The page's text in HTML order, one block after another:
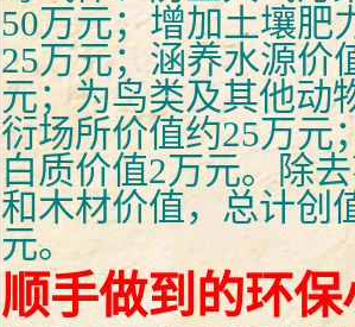
50万元；增加土壤肥
25万元；涵养水源价
元；为鸟类及其他动
衍场所价值约25万元
白质价值2万元。除
和木材价值，总计创
元。
顺手做到的环